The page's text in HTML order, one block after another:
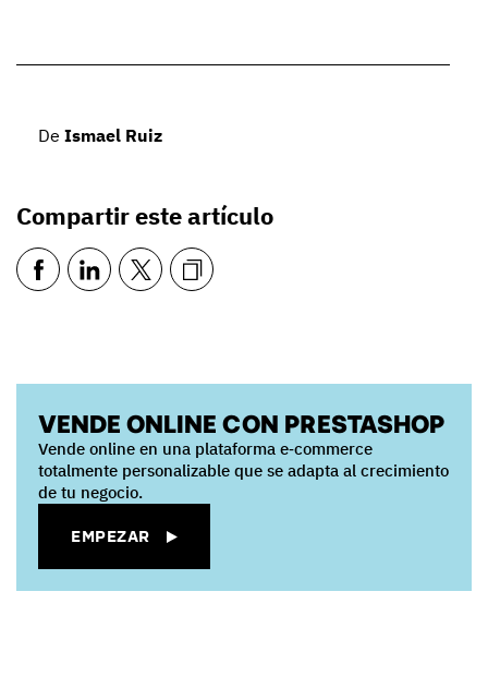
De Ismael Ruiz
Compartir este artículo
VENDE ONLINE CON PRESTASHOP
Vende online en una plataforma e‑commerce
totalmente personalizable que se adapta al crecimiento
de tu negocio.
EMPEZAR